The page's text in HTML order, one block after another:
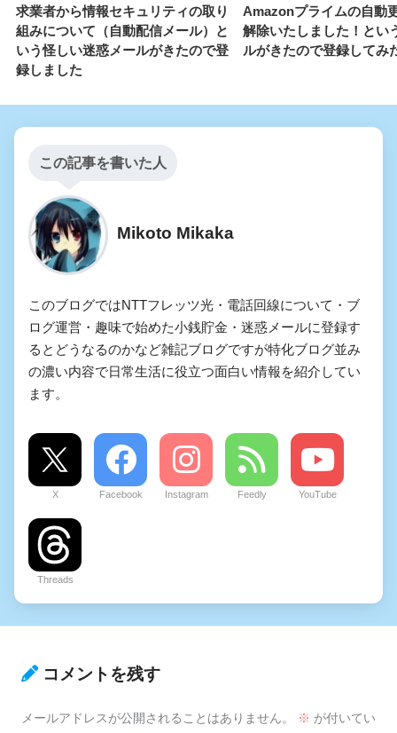
求業者から情報セキュリティの取り
組みについて（自動配信メール）と
いう怪しい迷惑メールがきたので登
録しました
Amazonプライムの自動
解除いたしました！とい
ルがきたので登録してみ
この記事を書いた人
Mikoto Mikaka
このブログではNTTフレッツ光・電話回線について・ブ
ログ運営・趣味で始めた小銭貯金・迷惑メールに登録す
るとどうなるのかなど雑記ブログですが特化ブログ並み
の濃い内容で日常生活に役立つ面白い情報を紹介してい
ます。
X Facebook Instagram Feedly YouTube
Threads
コメントを残す
メールアドレスが公開されることはありません。 ※ が付いてい